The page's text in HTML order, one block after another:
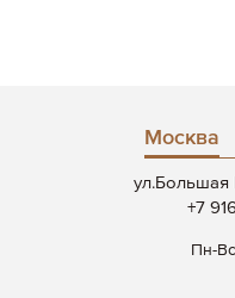
Москва
ул.Большая
+7
Пн-